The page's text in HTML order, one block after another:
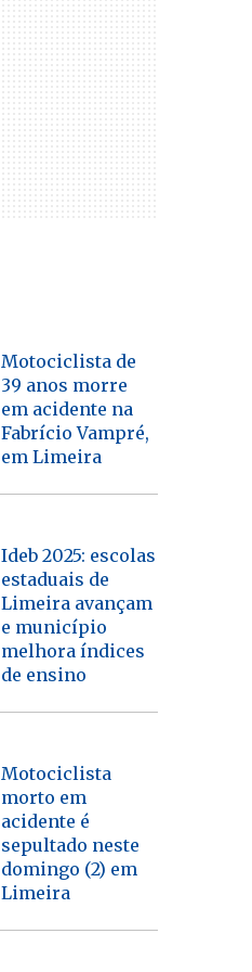
Motociclista de
39 anos morre
em acidente na
Fabrício Vampré,
em Limeira
Ideb 2025: escolas
estaduais de
Limeira avançam
e município
melhora índices
de ensino
Motociclista
morto em
acidente é
sepultado neste
domingo (2) em
Limeira